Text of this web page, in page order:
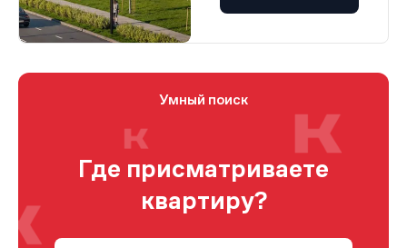
Умный поиск
Где присматриваете
квартиру?